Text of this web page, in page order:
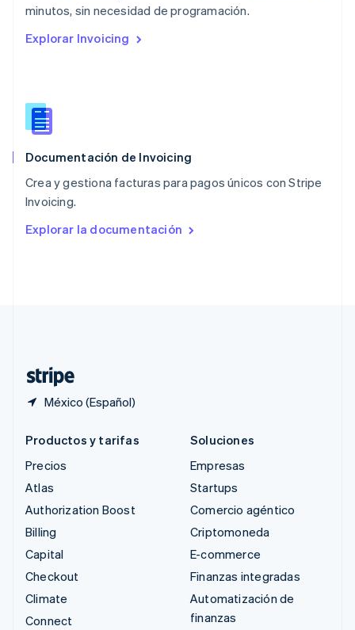
minutos, sin necesidad de programación.
Explorar Invoicing
Documentación de Invoicing
Crea y gestiona facturas para pagos únicos con Stripe
Invoicing.
Explorar la documentación
México (Español)
English
NederlandsEnglish
Português
RAE de Hong Kong, China
Reino Unido
República Checa
English
English
Productos y tarifas
Precios
Atlas
Authorization Boost
Billing
Capital
Checkout
Climate
Connect
Soluciones
Empresas
Startups
Comercio agéntico
Criptomoneda
E-commerce
Finanzas integradas
Automatización de
finanzas